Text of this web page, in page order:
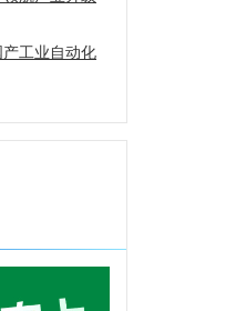
工业自动化